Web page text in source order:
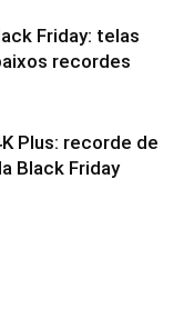
Friday: telas
recordes
Plus: recorde de
Black Friday